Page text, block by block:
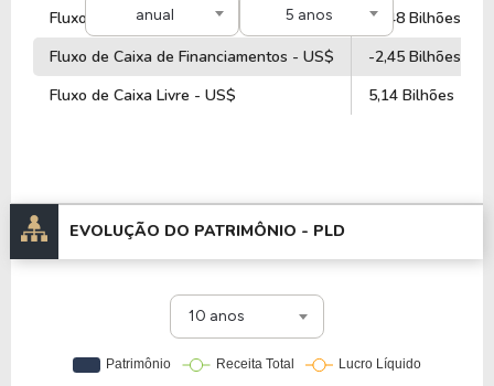
anual 5 anos
Fluxo de Caixa de Investimentos - US$
-2,48 Bilhões
Fluxo de Caixa de Financiamentos - US$
-2,45 Bilhões
Fluxo de Caixa Livre - US$
5,14 Bilhões
EVOLUÇÃO DO PATRIMÔNIO - PLD
10 anos